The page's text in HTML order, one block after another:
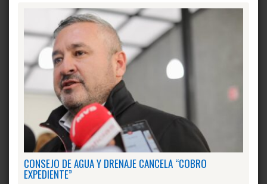
CONSEJO DE AGUA Y DRENAJE CANCELA “COBRO
EXPEDIENTE”